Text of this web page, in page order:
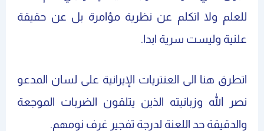
للعلم ولا اتكلم عن نظرية مؤامرة بل عن حقيقة
علنية وليست سرية ابدا.
اتطرق هنا الى العنتريات الإيرانية على لسان المدعو
نصر الله وزبانيته الذين يتلقون الضربات الموجعة
والدقيقة حد اللعنة لدرجة تفجير غرف نومهم.